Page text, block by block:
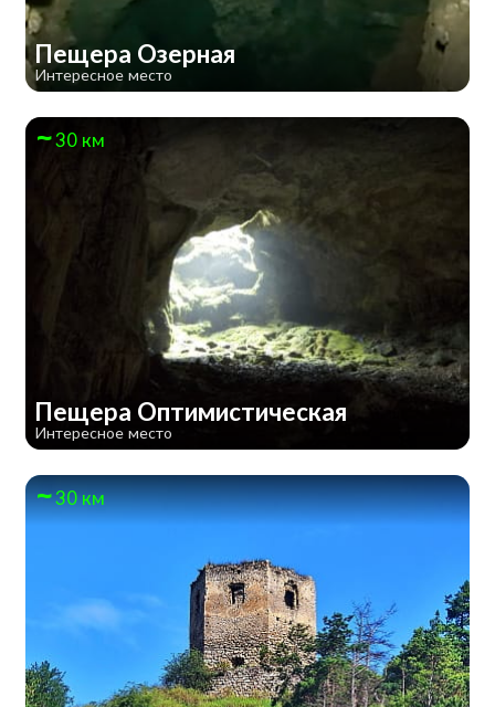
Пещера Озерная
Интересное место
30 км
Пещера Оптимистическая
Интересное место
30 км